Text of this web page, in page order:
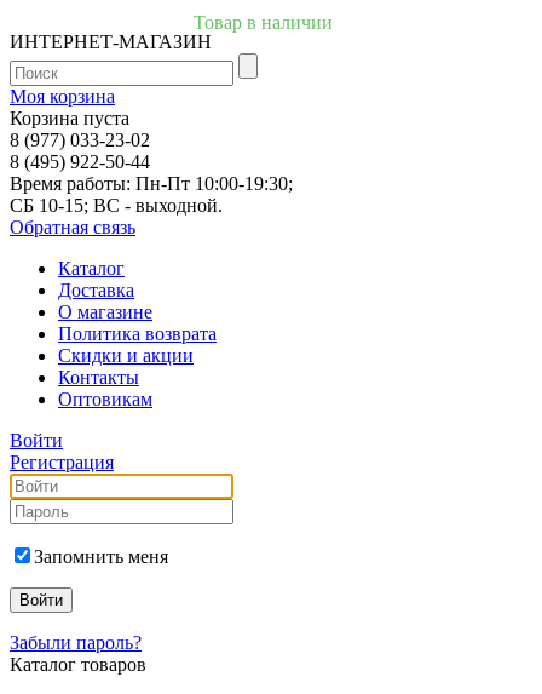
ИНТЕРНЕТ-МАГАЗИН
Моя корзина
Корзина пуста
8 (977) 033-23-02
8 (495) 922-50-44
Время работы: Пн-Пт 10:00-19:30;
СБ 10-15; ВС - выходной.
Обратная связь
Каталог
Доставка
О магазине
Политика возврата
Скидки и акции
Контакты
Оптовикам
Войти
Регистрация
Запомнить меня
Забыли пароль?
Каталог товаров
Товар в наличии